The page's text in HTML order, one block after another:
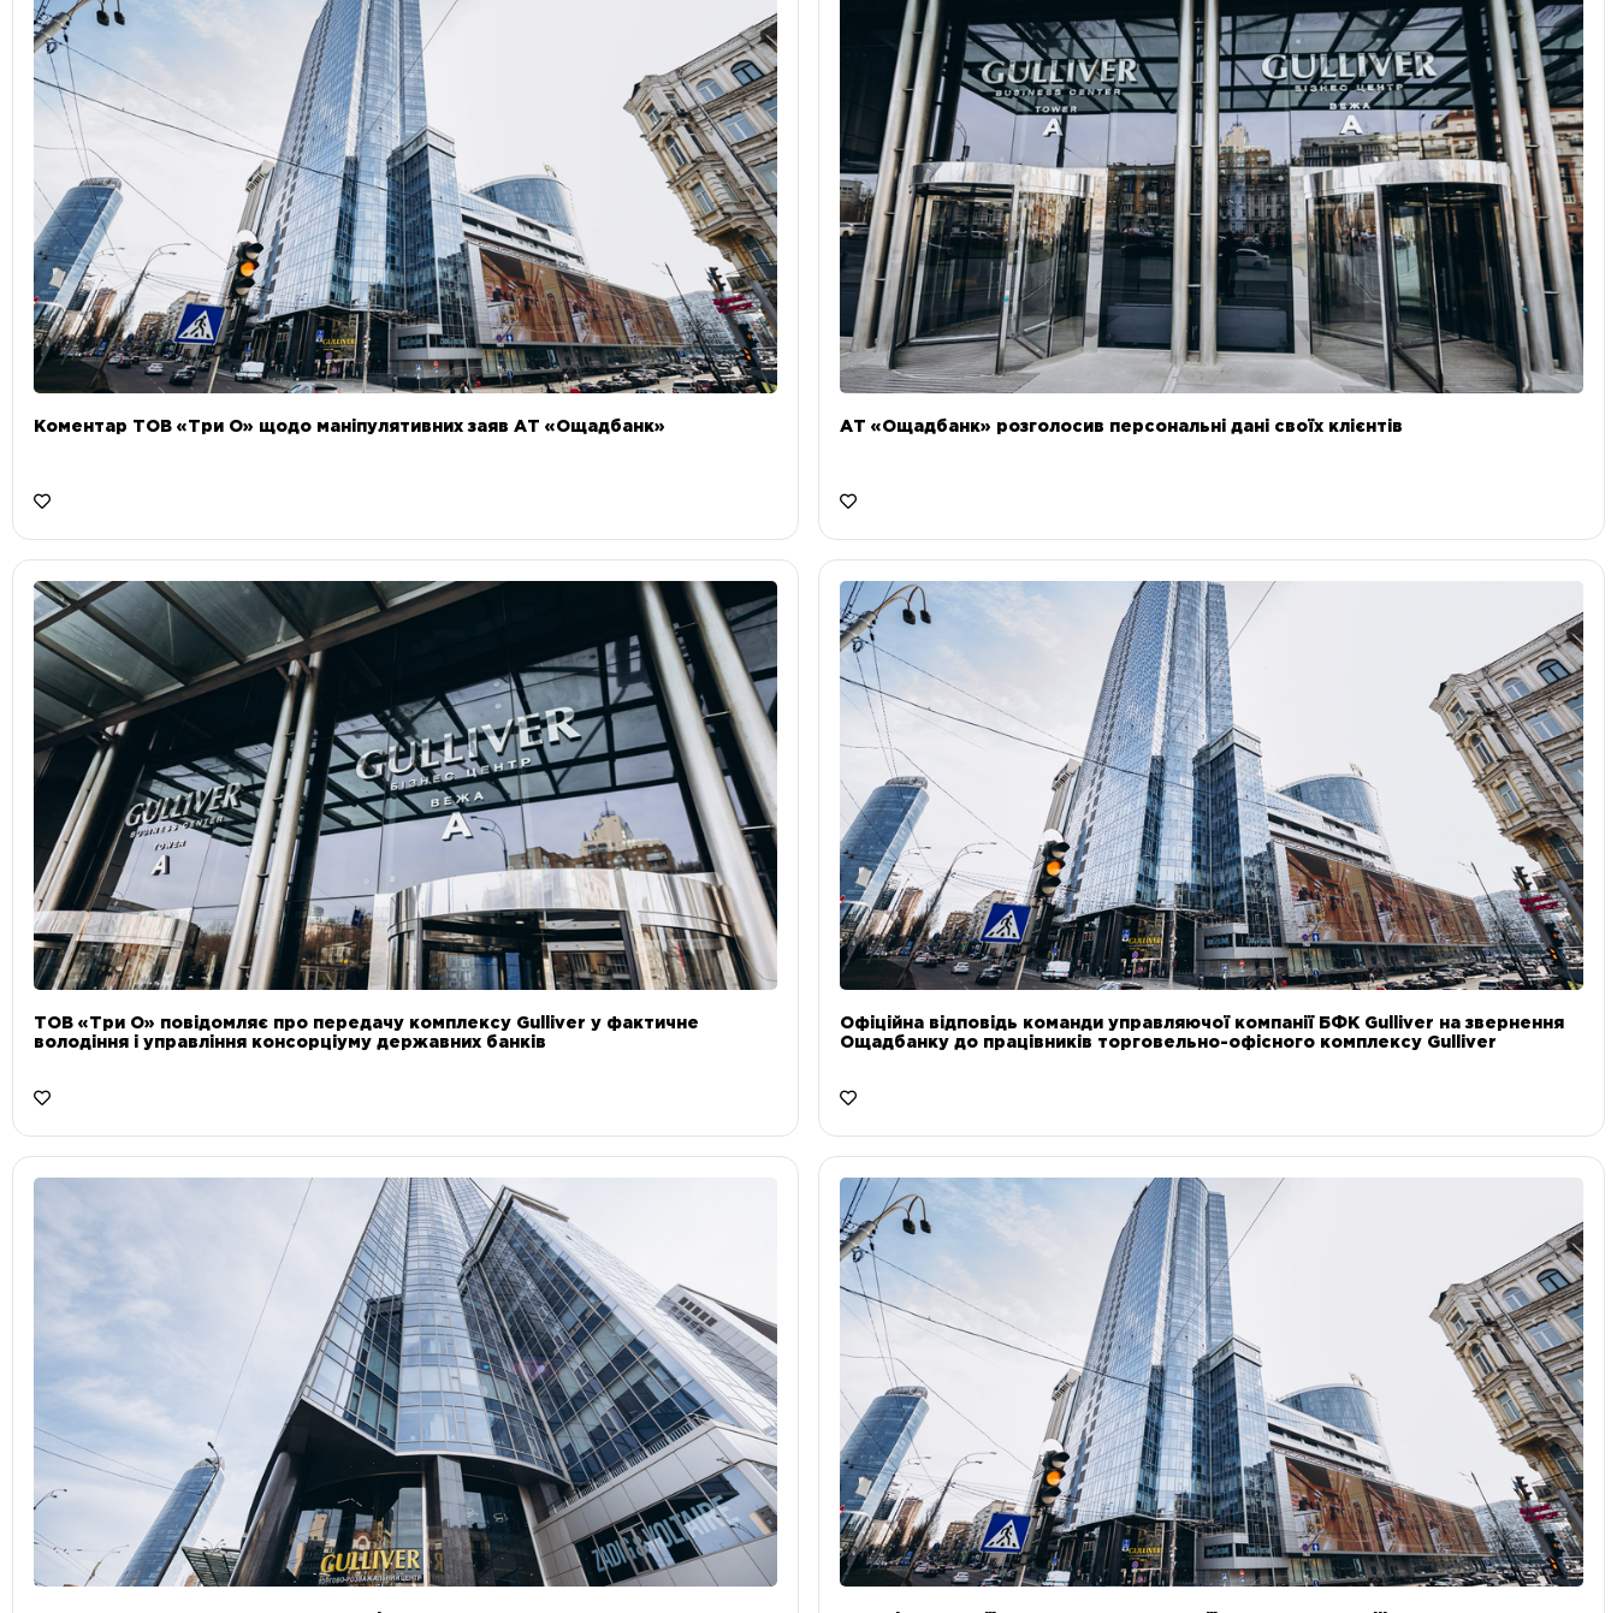
Коментар ТОВ «Три О» щодо маніпулятивних заяв АТ «Ощадбанк» АТ «Ощадбанк» розголосив персональні дані своїх клієнтів
ТОВ «Три О» повідомляє про передачу комплексу Gulliver у фактичне
володіння і управління консорціуму державних банків
Офіційна відповідь команди управляючої компанії БФК Gulliver на звернення
Ощадбанку до працівників торговельно-офісного комплексу Gulliver